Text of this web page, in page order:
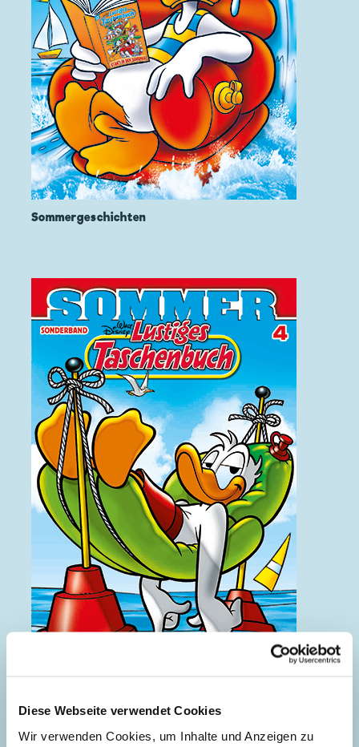
Diese Webseite verwendet Cookies
Wir verwenden Cookies, um Inhalte und Anzeigen zu
Sommergeschichten